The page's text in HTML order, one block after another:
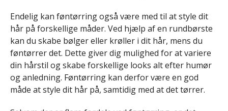
Endelig kan føntørring også være med til at style dit
hår på forskellige måder. Ved hjælp af en rundbørste
kan du skabe bølger eller krøller i dit hår, mens du
føntørrer det. Dette giver dig mulighed for at variere
din hårstil og skabe forskellige looks alt efter humør
og anledning. Føntørring kan derfor være en god
måde at style dit hår på, samtidig med at det tørrer.